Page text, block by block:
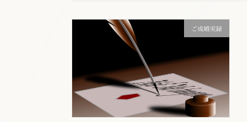
ご成婚実録